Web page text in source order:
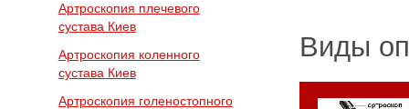
Артроскопия плечевого
сустава Киев
Артроскопия коленного
сустава Киев
Артроскопия голеностопного
Виды